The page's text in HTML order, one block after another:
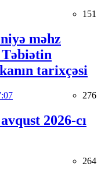
151
məhz
Təbiətin
tarixçəsi
276
2026-cı
264